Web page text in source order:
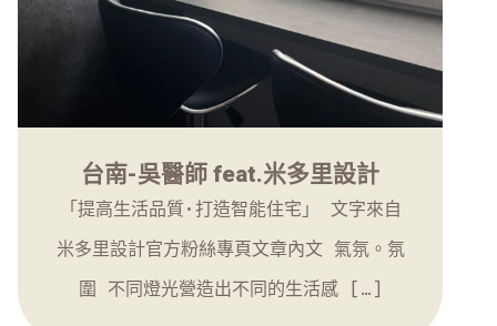
台南-吳醫師 feat.米多里設計
「提高生活品質·打造智能住宅」 文字來自
米多里設計官方粉絲專頁文章內文 氣氛。氛
圍 不同燈光營造出不同的生活感 […]